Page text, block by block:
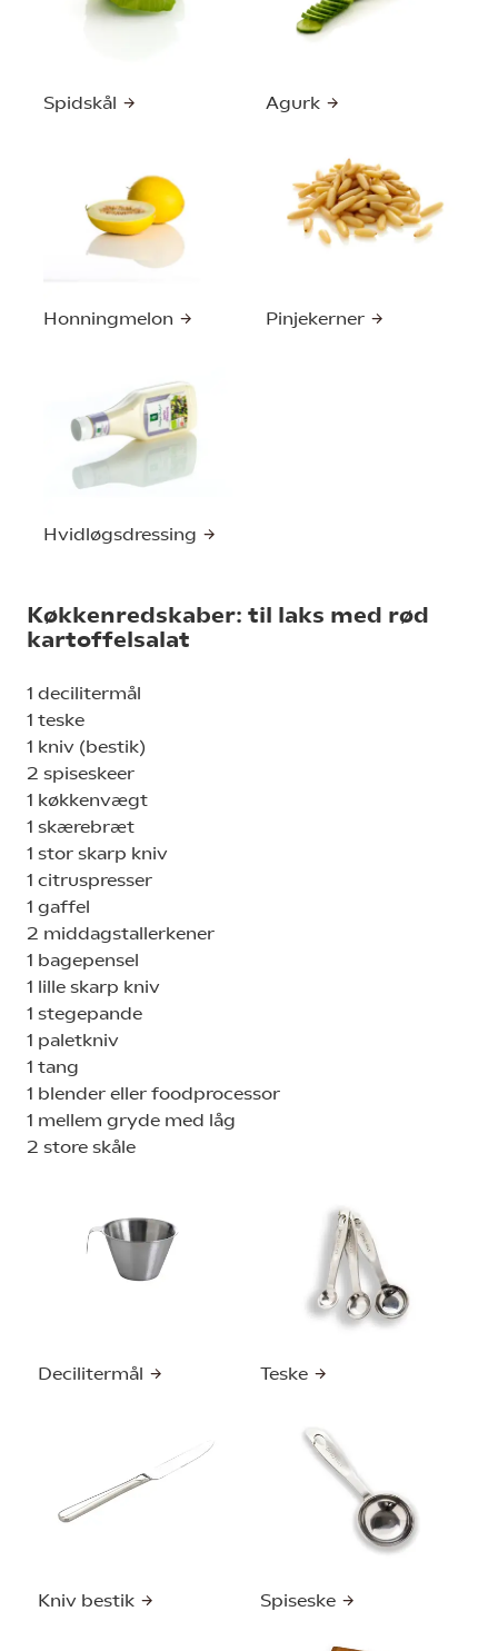
Spidskål Agurk
Honningmelon Pinjekerner
Hvidløgsdressing
Køkkenredskaber: til laks med rød
kartoffelsalat
1 decilitermål
1 teske
1 kniv (bestik)
2 spiseskeer
1 køkkenvægt
1 skærebræt
1 stor skarp kniv
1 citruspresser
1 gaffel
2 middagstallerkener
1 bagepensel
1 lille skarp kniv
1 stegepande
1 paletkniv
1 tang
1 blender eller foodprocessor
1 mellem gryde med låg
2 store skåle
Decilitermål Teske
Kniv bestik Spiseske